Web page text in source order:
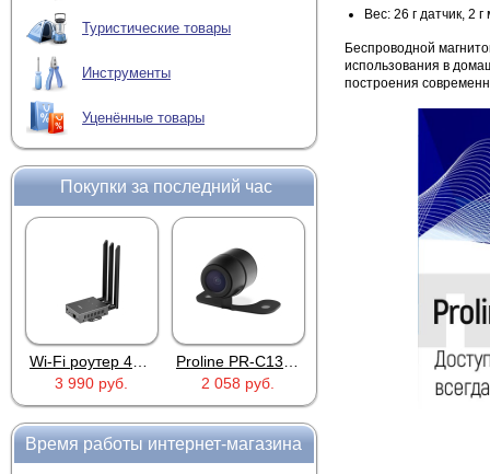
Туристические товары
Инструменты
Уценённые товары
Покупки за последний час
3 990 руб.
2 058 руб.
Время работы интернет-магазина
Вес: 26 г датчик, 2 г
Беспроводной
использования в
построения